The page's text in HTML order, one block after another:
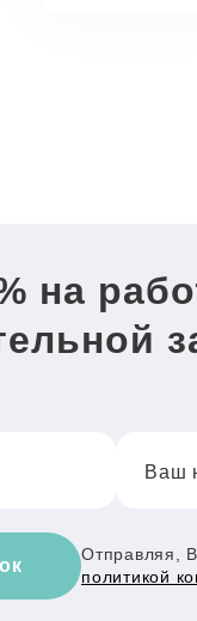
на
Ваш
Отправляя,
политикой